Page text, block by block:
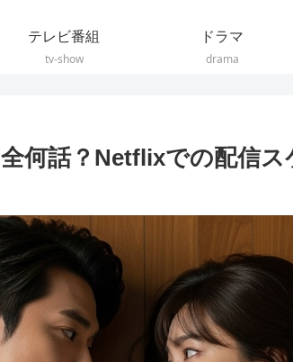
テレビ番組
tv-show
ドラマ
drama
全何話？Netflixでの配信